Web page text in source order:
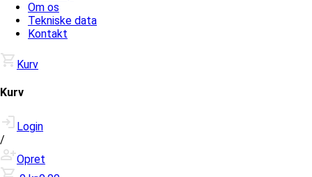
Om os
Tekniske data
Kontakt
Kurv
Kurv
Login
/
Opret